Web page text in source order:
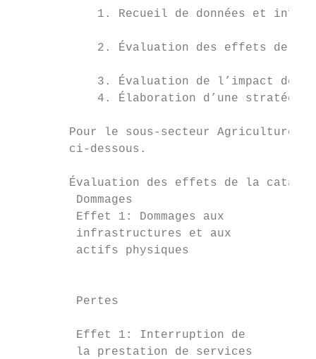
1. Recueil de données et
2. Évaluation des effets de la
3. Évaluation de l’impact de
4. Élaboration d’une
Pour le sous-secteur Agriculture,
        ci-dessous.
Évaluation des effets de la
         Dommages
Effet 1: Dommages aux
infrastructures et aux
         actifs physiques
         Pertes
Effet 1: Interruption de
la prestation de services